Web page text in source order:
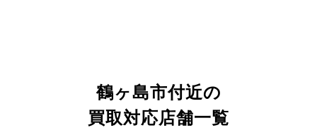
鶴ヶ島市付近の
買取対応店舗一覧